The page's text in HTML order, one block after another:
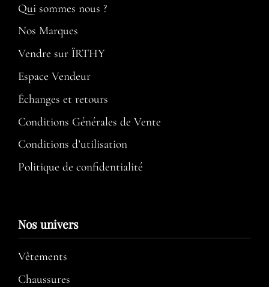
Qui sommes nous ?
Nos Marques
Vendre sur ÏRTHY
Espace Vendeur
Échanges et retours
Conditions Générales de Vente
Conditions d’utilisation​
Politique de confidentialité
Nos univers
Vêtements
Chaussures